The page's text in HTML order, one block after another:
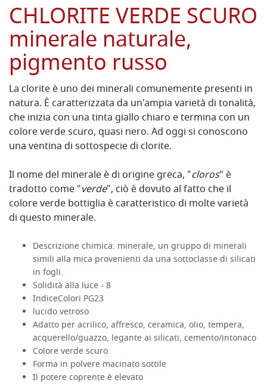
CHLORITE VERDE SCURO
minerale naturale,
pigmento russo
La clorite è uno dei minerali comunemente presenti in
natura. È caratterizzata da un'ampia varietà di tonalità,
che inizia con una tinta giallo chiaro e termina con un
colore verde scuro, quasi nero. Ad oggi si conoscono
una ventina di sottospecie di clorite.
Il nome del minerale è di origine greca, "cloros" è
tradotto come "verde", ciò è dovuto al fatto che il
colore verde bottiglia è caratteristico di molte varietà
di questo minerale.
Descrizione chimica: minerale, un gruppo di minerali
simili alla mica provenienti da una sottoclasse di silicati
in fogli.
Solidità alla luce - 8
IndiceColori PG23
lucido vetroso
Adatto per acrilico, affresco, ceramica, olio, tempera,
acquerello/guazzo, legante ai silicati, cemento/intonaco
Colore verde scuro
Forma in polvere macinato sottile
Il potere coprente è elevato